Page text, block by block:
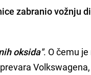
zabranio vožnju
oksida". O čemu je